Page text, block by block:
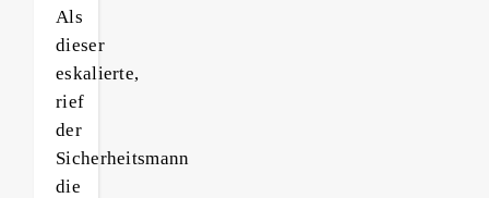
Als
dieser
eskalierte,
rief
der
Sicherheitsmann
die